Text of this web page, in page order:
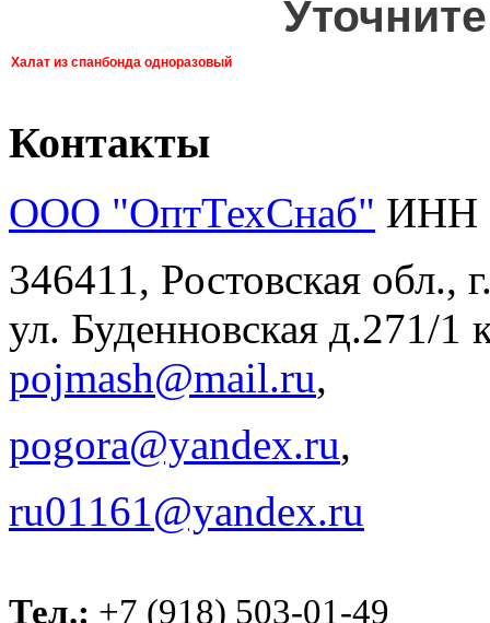
Халат из спанбонда одноразовый
Контакты
ООО "ОптТехСнаб" ИНН
346411, Ростовская обл.,
ул. Буденновская д.271/1
pojmash@mail.ru,
pogora@yandex.ru,
ru01161@yandex.ru
Тел.: +7 (918) 503-01-49